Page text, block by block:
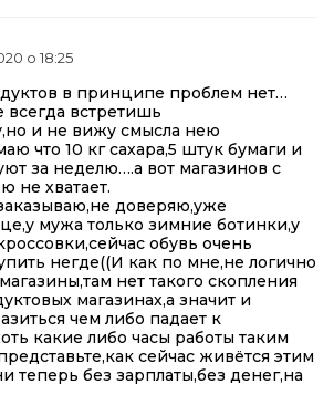
о 18:25
в принципе проблем нет…
всегда встретишь
и не вижу смысла нею
что 10 кг сахара,5 штук бумаги и
за неделю….а вот магазинов с
не хватает.
доверяю,уже
мужа только зимние ботинки,у
обувь очень
негде((И как по мне,не логично
нет такого скопления
магазинах,а значит и
чем либо падает к
какие либо часы работы таким
сейчас живётся этим
теперь без зарплаты,без денег,на